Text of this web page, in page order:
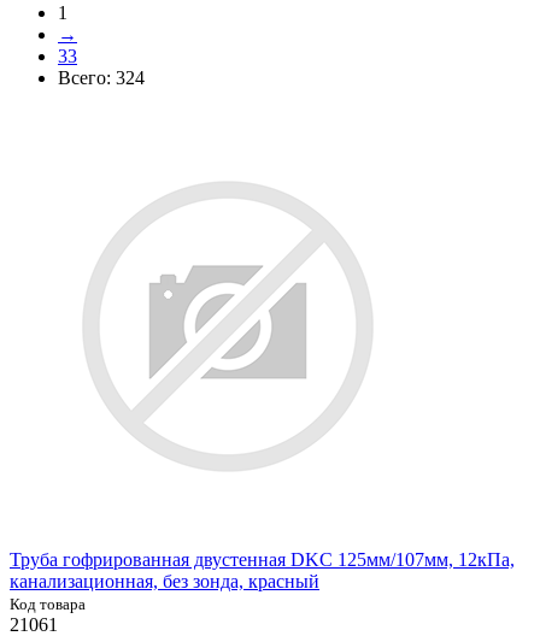
1
→
33
Всего: 324
Труба гофрированная двустенная DKC 125мм/107мм, 12кПа,
канализационная, без зонда, красный
Код товара
21061